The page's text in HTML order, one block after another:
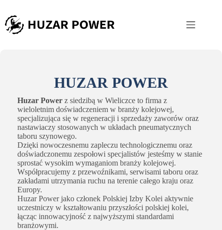
treści
HUZAR POWER
Huzar Power z siedzibą w Wieliczce to firma z
wieloletnim doświadczeniem w branży kolejowej,
specjalizująca się w regeneracji i sprzedaży zaworów oraz
nastawiaczy stosowanych w układach pneumatycznych
taboru szynowego.
Dzięki nowoczesnemu zapleczu technologicznemu oraz
doświadczonemu zespołowi specjalistów jesteśmy w stanie
sprostać wysokim wymaganiom branży kolejowej.
Współpracujemy z przewoźnikami, serwisami taboru oraz
zakładami utrzymania ruchu na terenie całego kraju oraz
Europy.
Huzar Power jako członek Polskiej Izby Kolei aktywnie
uczestniczy w kształtowaniu przyszłości polskiej kolei,
łącząc innowacyjność z najwyższymi standardami
branżowymi.